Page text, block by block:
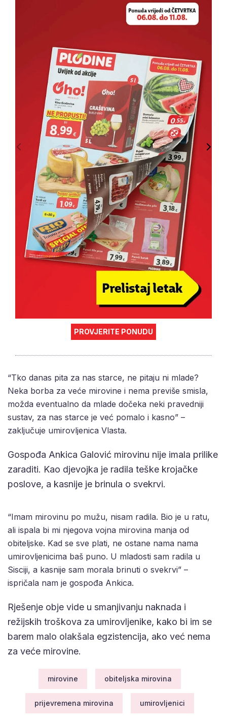
PROVJERITE PONUDU
“Tko danas pita za nas starce, ne pitaju ni mlade?
Neka borba za veće mirovine i nema previše smisla,
možda eventualno da mlade dočeka neki pravedniji
sustav, za nas starce je već pomalo i kasno” –
zaključuje umirovljenica Vlasta.
Gospođa Ankica Galović mirovinu nije imala prilike
zaraditi. Kao djevojka je radila teške krojačke
poslove, a kasnije je brinula o svekrvi.
“Imam mirovinu po mužu, nisam radila. Bio je u ratu,
ali ispala bi mi njegova vojna mirovina manja od
obiteljske. Kad se sve plati, ne ostane nama nama
umirovljenicima baš puno. U mladosti sam radila u
Sisciji, a kasnije sam morala brinuti o svekrvi” –
ispričala nam je gospođa Ankica.
Rješenje obje vide u smanjivanju naknada i
režijskih troškova za umirovljenike, kako bi im se
barem malo olakšala egzistencija, ako već nema
za veće mirovine.
mirovine obiteljska mirovina
prijevremena mirovina umirovljenici